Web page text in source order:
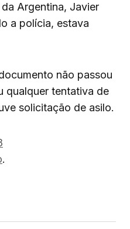
Argentina, Javier
a polícia, estava
não passou
qualquer tentativa de
solicitação de asilo.
.